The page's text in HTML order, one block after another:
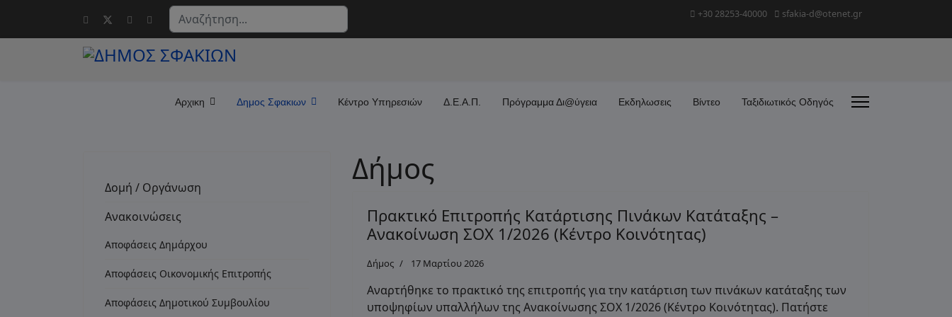
Αναζήτηση... +30 28253-40000 sfakia-d@otenet.gr
Αρχικη Δημος Σφακιων Κέντρο Υπηρεσιών Δ.Ε.Α.Π. Πρόγραμμα Δι@ύγεια Εκδηλωσεις Βίντεο Ταξιδιωτικός Οδηγός
Δομή / Οργάνωση
Ανακοινώσεις
Αποφάσεις Δημάρχου
Αποφάσεις Οικονομικής Επιτροπής
Αποφάσεις Δημοτικού Συμβουλίου
Δήμος
Πρακτικό Επιτροπής Κατάρτισης Πινάκων Κατάταξης –
Ανακοίνωση ΣΟΧ 1/2026 (Κέντρο Κοινότητας)
Δήμος 17 Μαρτίου 2026
Αναρτήθηκε το πρακτικό της επιτροπής για την κατάρτιση των πινάκων κατάταξης των
υποψηφίων υπαλλήλων της Ανακοίνωσης ΣΟΧ 1/2026 (Κέντρο Κοινότητας). Πατήστε